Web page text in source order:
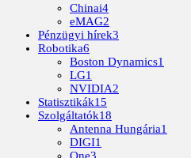
Chinai4
eMAG2
Pénzügyi hírek3
Robotika6
Boston Dynamics1
LG1
NVIDIA2
Statisztikák15
Szolgáltatók18
Antenna Hungária1
DIGI1